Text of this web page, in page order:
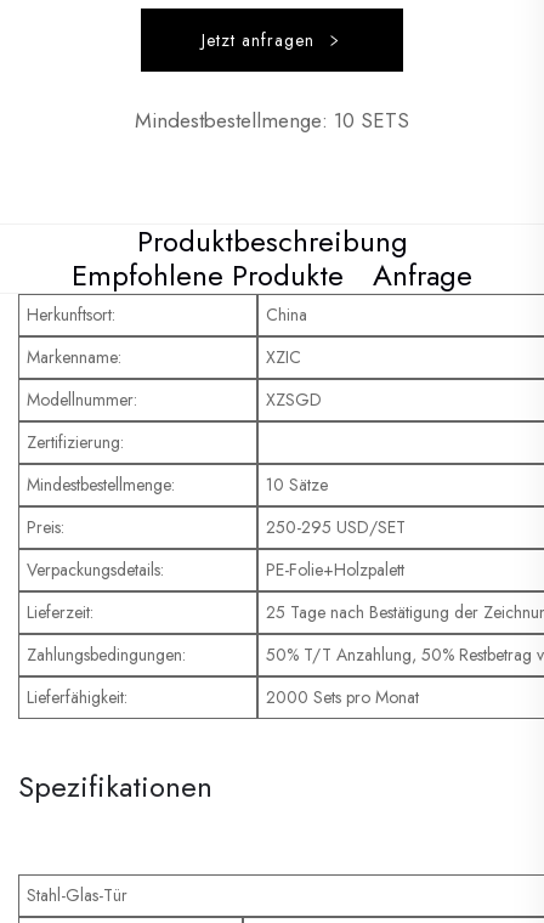
Jetzt anfragen
Mindestbestellmenge: 10 SETS
Produktbeschreibung
Empfohlene Produkte
Anfrage
Herkunftsort:
China
Markenname:
XZIC
Modellnummer:
XZSGD
Zertifizierung:
Mindestbestellmenge:
10 Sätze
Preis:
250-295 USD/SET
Verpackungsdetails:
PE-Folie+Holzpalett
Lieferzeit:
25 Tage nach Bestätigung der
Zahlungsbedingungen:
50% T/T Anzahlung, 50% Restbetrag
Lieferfähigkeit:
2000 Sets pro Monat
Spezifikationen
Stahl-Glas-Tür